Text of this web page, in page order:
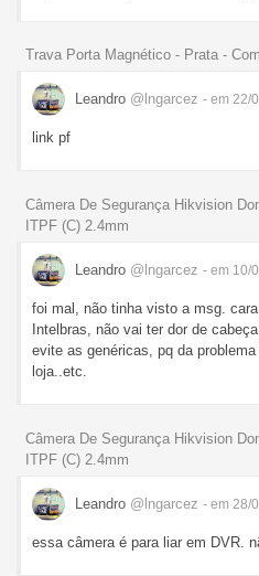
Trava Porta Magnético - Prata -
Leandro @lngarcez - em 22/
link pf
Câmera De Segurança Hikvision
ITPF (C) 2.4mm
Leandro @lngarcez - em 10/
foi mal, não tinha visto a msg.
Intelbras, não vai ter dor de
evite as genéricas, pq da
loja..etc.
Câmera De Segurança Hikvision
ITPF (C) 2.4mm
Leandro @lngarcez - em 28/
essa câmera é para liar em DVR.